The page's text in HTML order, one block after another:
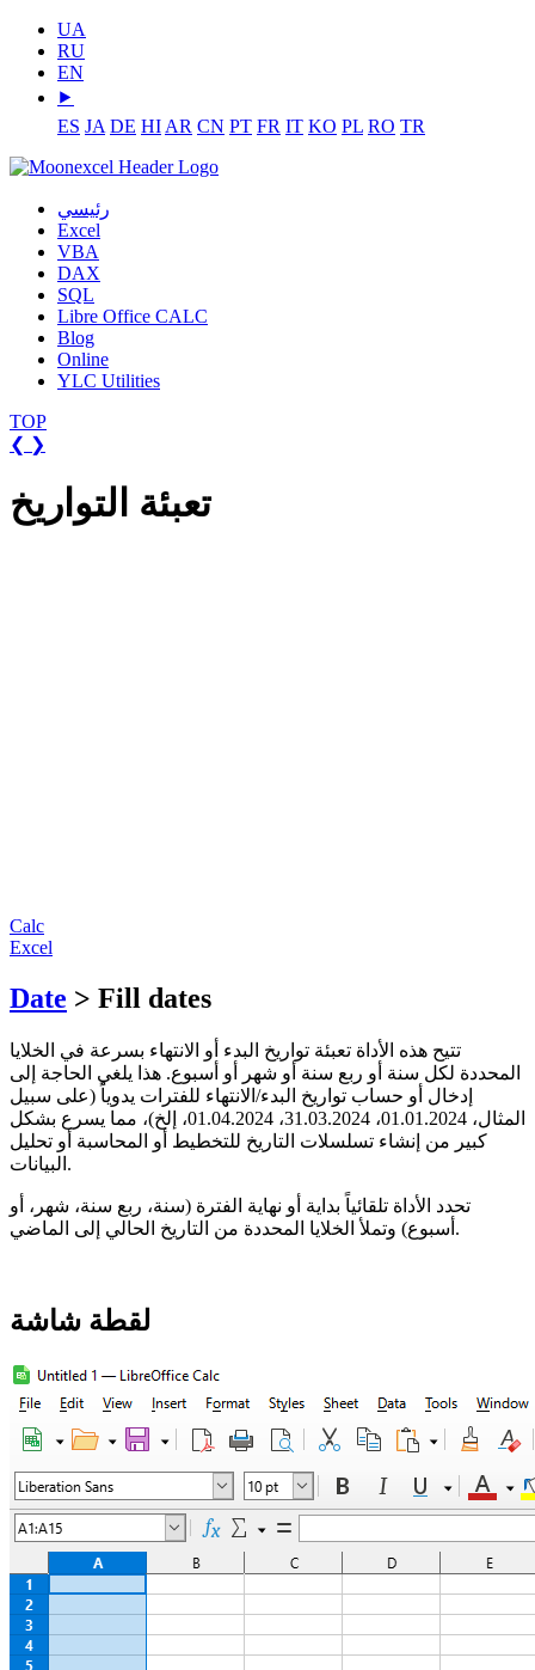
UA
RU
EN
⯈
ES JA DE HI AR CN PT FR IT KO PL RO TR
رئيسي
Excel
VBA
DAX
SQL
Libre Office CALC
Blog
Online
YLC Utilities
TOP
❮ ❯
تعبئة التواريخ
Calc
Excel
Date > Fill dates
تتيح هذه الأداة تعبئة تواريخ البدء أو الانتهاء بسرعة في الخلايا
المحددة لكل سنة أو ربع سنة أو شهر أو أسبوع. هذا يلغي الحاجة إلى
إدخال أو حساب تواريخ البدء/الانتهاء للفترات يدوياً (على سبيل
المثال، 01.01.2024، 31.03.2024، 01.04.2024، إلخ)، مما يسرع بشكل
كبير من إنشاء تسلسلات التاريخ للتخطيط أو المحاسبة أو تحليل
البيانات.
تحدد الأداة تلقائياً بداية أو نهاية الفترة (سنة، ربع سنة، شهر، أو
أسبوع) وتملأ الخلايا المحددة من التاريخ الحالي إلى الماضي.
لقطة شاشة